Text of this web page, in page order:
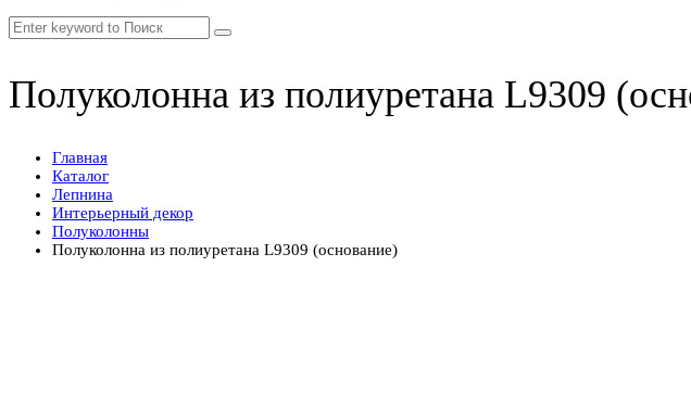
Полуколонна из полиуретана L9309
Главная
Каталог
Лепнина
Интерьерный декор
Полуколонны
Полуколонна из полиуретана L9309 (основание)